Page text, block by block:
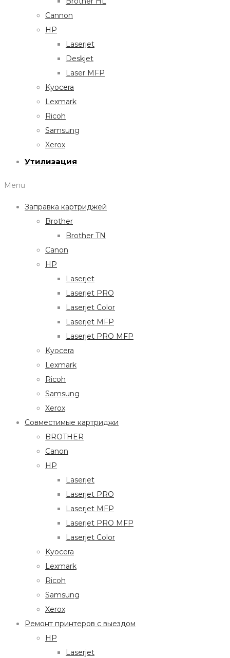
Cannon
HP
Laserjet
Deskjet
Laser MFP
Kyocera
Lexmark
Ricoh
Samsung
Xerox
Утилизация
Menu
Заправка картриджей
Brother
Brother TN
Canon
HP
Laserjet
Laserjet PRO
Laserjet Color
Laserjet MFP
Laserjet PRO MFP
Kyocera
Lexmark
Ricoh
Samsung
Xerox
Совместимые картриджи
BROTHER
Canon
HP
Laserjet
Laserjet PRO
Laserjet MFP
Laserjet PRO MFP
Laserjet Color
Kyocera
Lexmark
Ricoh
Samsung
Xerox
Ремонт принтеров с выездом
HP
Laserjet